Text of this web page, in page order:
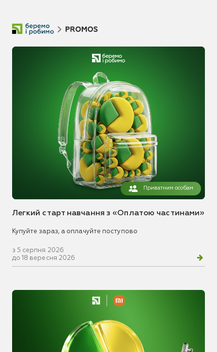
Приватним особам
Легкий старт навчання з «Оплатою частинами»
Купуйте зараз, а оплачуйте поступово
з 5 серпня 2026
до 18 вересня 2026